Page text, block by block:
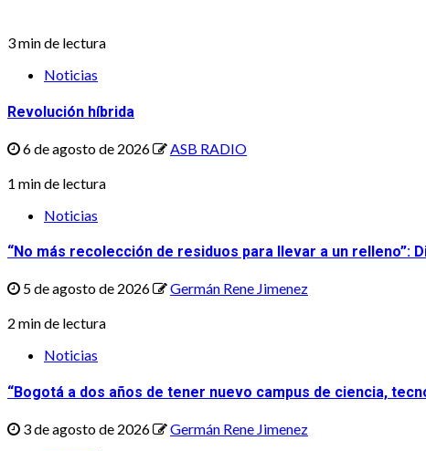
3 min de lectura
Noticias
Revolución híbrida
6 de agosto de 2026
ASB RADIO
1 min de lectura
Noticias
“No más recolección de residuos para llevar a un relleno”:
5 de agosto de 2026
Germán Rene Jimenez
2 min de lectura
Noticias
“Bogotá a dos años de tener nuevo campus de ciencia,
3 de agosto de 2026 Germán Rene Jimenez